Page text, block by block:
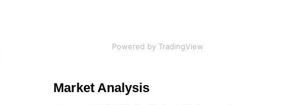
Powered by TradingView
MarketAnalysis